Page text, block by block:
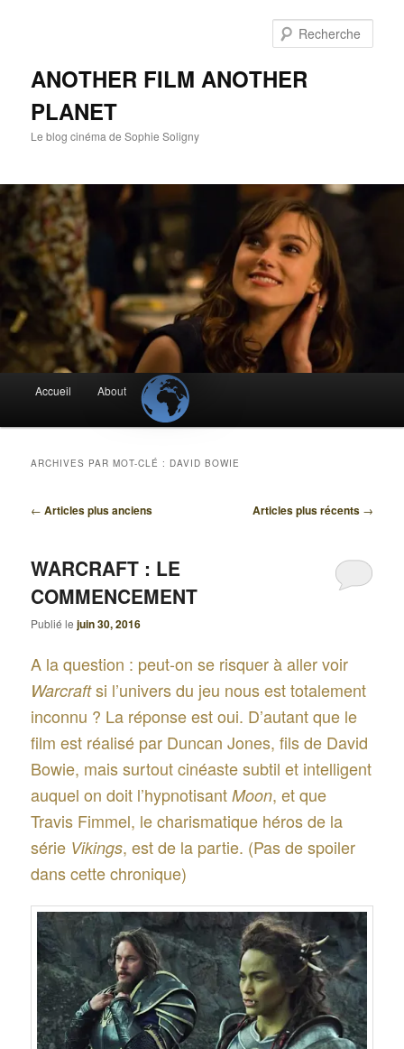
ANOTHER FILM ANOTHER
PLANET
Le blog cinéma de Sophie Soligny
principal
Accueil About
ARCHIVES PAR MOT-CLÉ : DAVID BOWIE
Navigation
← Articles plus anciens Articles plus récents →
WARCRAFT : LE
COMMENCEMENT
Publié lejuin 30, 2016
A la question : peut-on se risquer à aller voir
Warcraftsi l’univers du jeu nous est totalement
inconnu ? La réponse est oui. D’autant que le
film est réalisé par Duncan Jones, fils de David
Bowie, mais surtout cinéaste subtil et intelligent
auquel on doit l’hypnotisantMoon, et que
Travis Fimmel, le charismatique héros de la
série Vikings, est de la partie. (Pas de spoiler
dans cette chronique)